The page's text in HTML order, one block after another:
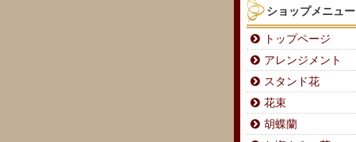
ショップメニュー
トップページ
アレンジメント
スタンド花
花束
胡蝶蘭